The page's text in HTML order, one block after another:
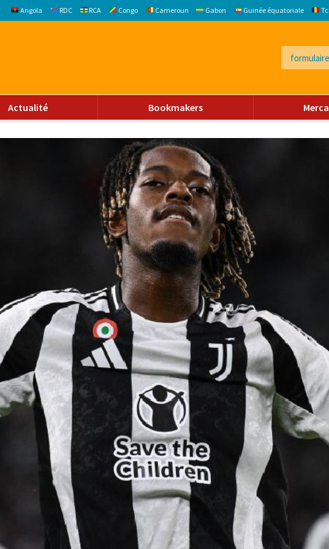
Angola RDC RCA Congo Cameroun Gabon Guinée équatoriale
Actualité Bookmakers